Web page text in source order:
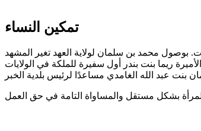
تمكين النساء
ريما بنت بندر أول سفيرة للملكة في الولايات